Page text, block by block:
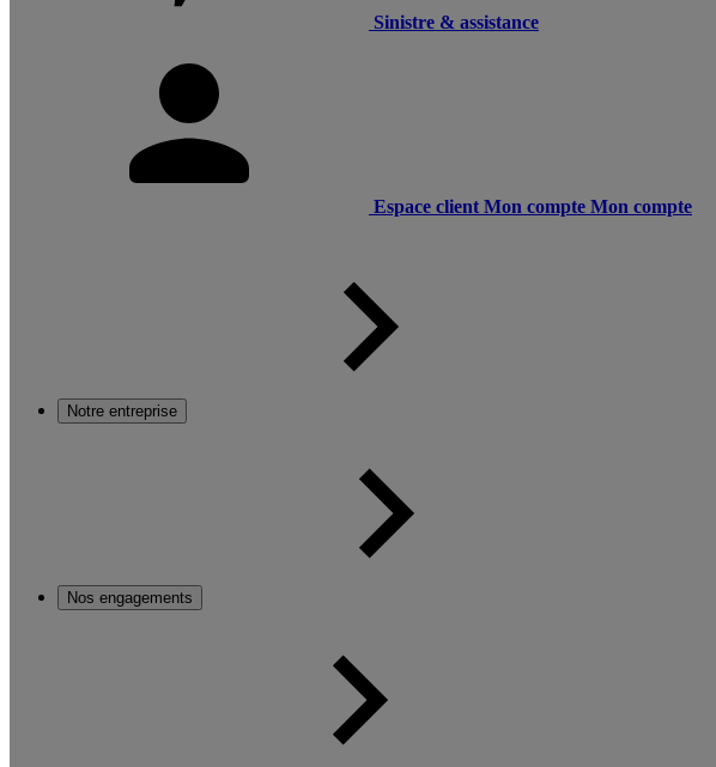
Sinistre & assistance
Espace client Mon compte Mon compte
Notre entreprise
Nos engagements